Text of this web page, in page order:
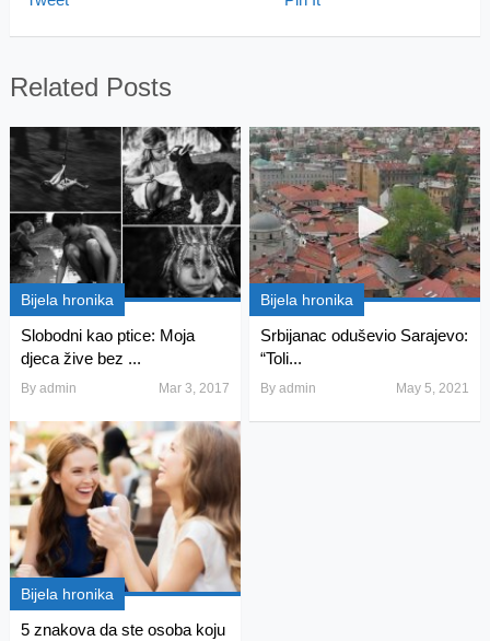
Related Posts
Bijela hronika
Slobodni kao ptice: Moja
djeca žive bez ...
By admin Mar 3, 2017
Bijela hronika
Srbijanac oduševio Sarajevo:
“Toli...
Byadmin May 5, 2021
Bijela hronika
5 znakova da ste osoba koju